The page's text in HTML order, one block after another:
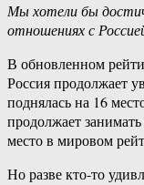
Мы хотели бы
отношениях с
В обновленном
Россия продолжает
поднялась на 16
продолжает
место в мировом
Но разве кто-то